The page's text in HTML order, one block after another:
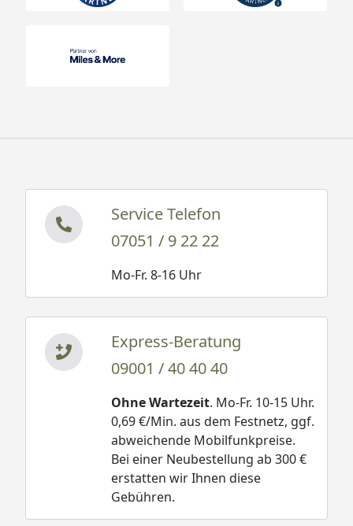
Service Telefon
07051 / 9 22 22
Mo-Fr. 8-16 Uhr
Express-Beratung
09001 / 40 40 40
Ohne Wartezeit. Mo-Fr. 10-15 Uhr.
0,69 €/Min. aus dem Festnetz, ggf.
abweichende Mobilfunkpreise.
Bei einer Neubestellung ab 300 €
erstatten wir Ihnen diese
Gebühren.